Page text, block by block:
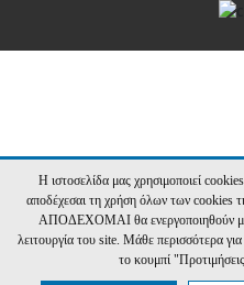
Η ιστοσελίδα μας χρησιμοποιεί
αποδέχεσαι τη χρήση όλων των cookies
ΑΠΟΔΕΧΟΜΑΙ θα ενεργοποιηθούν
λειτουργία του site. Μάθε περισσότερα
το κουμπί